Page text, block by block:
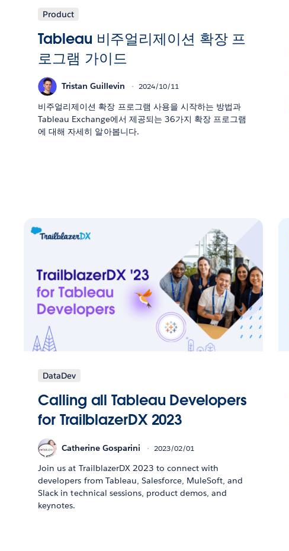
Product
Tableau 비주얼리제이션 확장 프
로그램 가이드
Tristan Guillevin 2024/10/11
비주얼리제이션 확장 프로그램 사용을 시작하는 방법과
Tableau Exchange에서 제공되는 36가지 확장 프로그램
에 대해 자세히 알아봅니다.
DataDev
Calling all Tableau Developers
for TrailblazerDX 2023
Catherine Gosparini 2023/02/01
Join us at TrailblazerDX 2023 to connect with
developers from Tableau, Salesforce, MuleSoft, and
Slack in technical sessions, product demos, and
keynotes.